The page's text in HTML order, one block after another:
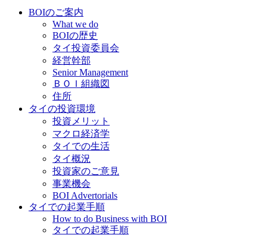
BOIのご案内
What we do
BOIの歴史
タイ投資委員会
経営幹部
Senior Management
ＢＯＩ組織図
住所
タイの投資環境
投資メリット
マクロ経済学
タイでの生活
タイ概況
投資家のご意見
事業機会
BOI Advertorials
タイでの起業手順
How to do Business with BOI
タイでの起業手順